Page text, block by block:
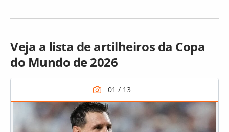
Veja a lista de artilheiros da Copa
do Mundo de 2026